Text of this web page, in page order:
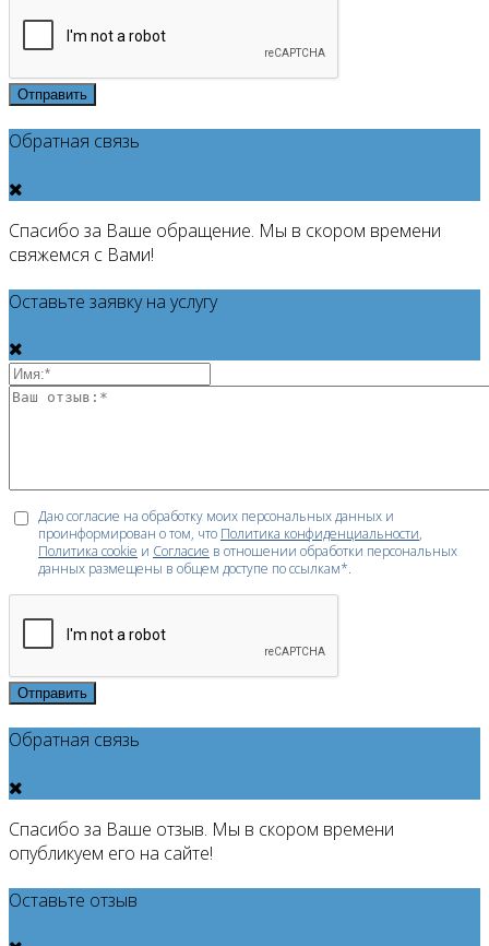
Отправить
Обратная связь
Спасибо за Ваше обращение. Мы в скором времени
свяжемся с Вами!
Оставьте заявку на услугу
Даю согласие на обработку моих персональных данных и
проинформирован о том, что Политика конфиденциальности,
Политика cookie и Согласие в отношении обработки персональных
данных размещены в общем доступе по ссылкам*.
Отправить
Обратная связь
Спасибо за Ваше отзыв. Мы в скором времени
опубликуем его на сайте!
Оставьте отзыв